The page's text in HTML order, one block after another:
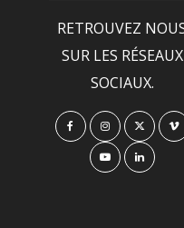
RETROUVEZ
SUR LES RÉSEAUX
SOCIAUX.